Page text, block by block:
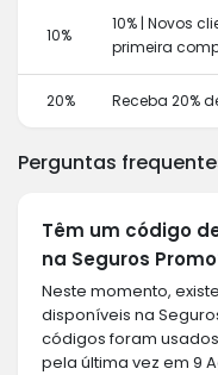
10%
10% | Novos
primeira
20% Receba 20%
Perguntas
Têm um código
na Seguros
Neste momento,
disponíveis na
códigos foram
pela última vez em 9